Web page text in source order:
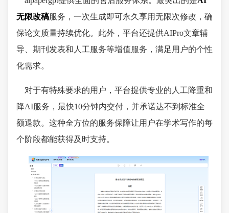
无限改稿服务，一次生成即可永久享用无限次修改，确
保论文质量持续优化。此外，平台还提供AIPro文章辅
导、期刊发表和人工服务等增值服务，满足用户的个性
化需求。
对于有特殊要求的用户，平台提供专业的人工降重和
降AI服务，最快10分钟内交付，并承诺达不到标准全
额退款。这种全方位的服务保障让用户在学术写作的每
个阶段都能获得及时支持。